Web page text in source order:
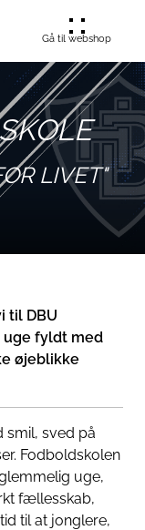
Gå til webshop
LIVET"
til DBU
uge fyldt med
øjeblikke
smil, sved på
Fodboldskolen
uge,
fællesskab,
til at jonglere,